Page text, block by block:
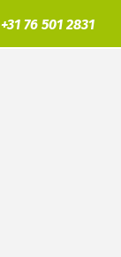
+31 76 501 2831